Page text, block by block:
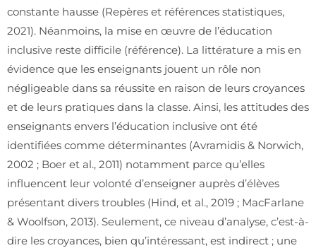
constante hausse (Repères et références statistiques,
2021). Néanmoins, la mise en œuvre de l’éducation
inclusive reste difficile (référence). La littérature a mis en
évidence que les enseignants jouent un rôle non
négligeable dans sa réussite en raison de leurs croyances
et de leurs pratiques dans la classe. Ainsi, les attitudes des
enseignants envers l’éducation inclusive ont été
identifiées comme déterminantes (Avramidis & Norwich,
2002 ; Boer et al., 2011) notamment parce qu’elles
influencent leur volonté d’enseigner auprès d’élèves
présentant divers troubles (Hind, et al., 2019 ; MacFarlane
& Woolfson, 2013). Seulement, ce niveau d’analyse, c’est-à-
dire les croyances, bien qu’intéressant, est indirect ; une